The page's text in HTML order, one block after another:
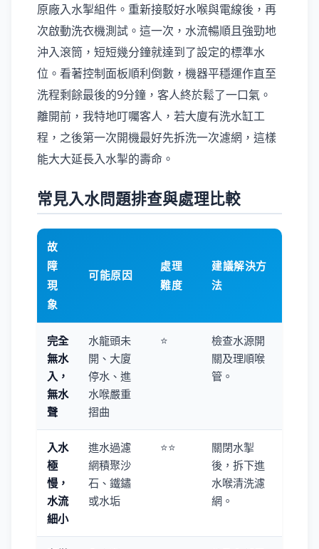
原廠入水掣組件。重新接駁好水喉與電線後，再
次啟動洗衣機測試。這一次，水流暢順且強勁地
沖入滾筒，短短幾分鐘就達到了設定的標準水
位。看著控制面板順利倒數，機器平穩運作直至
洗程剩餘最後的9分鐘，客人終於鬆了一口氣。
離開前，我特地叮囑客人，若大廈有洗水缸工
程，之後第一次開機最好先拆洗一次濾網，這樣
能大大延長入水掣的壽命。
常見入水問題排查與處理比較
故
障
現
象
可能原因
處理
難度
建議解決方
法
完全
無水
入，
無水
聲
水龍頭未
開、大廈
停水、進
水喉嚴重
摺曲
⭐
檢查水源開
關及理順喉
管。
入水
極
慢，
水流
細小
進水過濾
網積聚沙
石、鐵鏽
或水垢
⭐⭐
關閉水掣
後，拆下進
水喉清洗濾
網。